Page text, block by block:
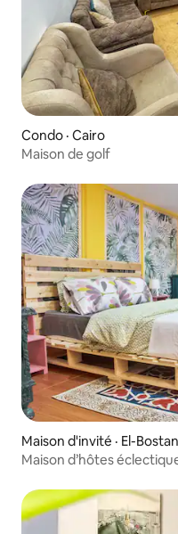
Condo · Cairo
Maison de golf
Maison d'invité · El-Bostan
Maison d’hôtes